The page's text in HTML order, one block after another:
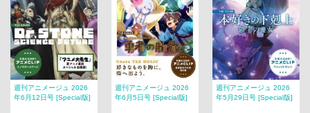
週刊アニメージュ 2026
年6月12日号 [Special版]
週刊アニメージュ 2026
年6月5日号 [Special版]
週刊アニメージュ 2026
年5月29日号 [Special版]